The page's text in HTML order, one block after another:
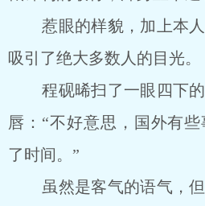
惹眼的样貌，加上本人
吸引了绝大多数人的目光。
程砚晞扫了一眼四下的
唇：“不好意思，国外有
了时间。”
虽然是客气的语气，但